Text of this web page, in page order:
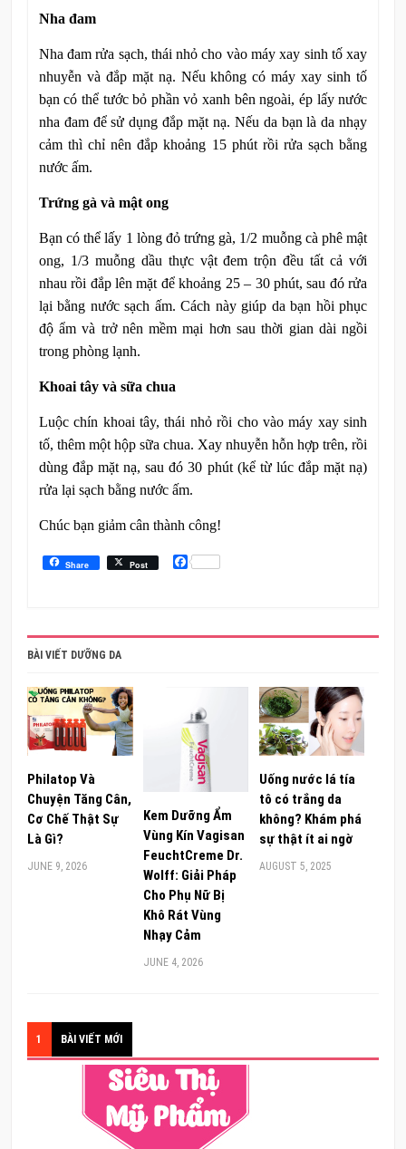
Nha đam
Nha đam rửa sạch, thái nhỏ cho vào máy xay sinh tố xay
nhuyễn và đắp mặt nạ. Nếu không có máy xay sinh tố
bạn có thể tước bỏ phần vỏ xanh bên ngoài, ép lấy nước
nha đam để sử dụng đắp mặt nạ. Nếu da bạn là da nhạy
cảm thì chỉ nên đắp khoảng 15 phút rồi rửa sạch bằng
nước ấm.
Trứng gà và mật ong
Bạn có thể lấy 1 lòng đỏ trứng gà, 1/2 muỗng cà phê mật
ong, 1/3 muỗng dầu thực vật đem trộn đều tất cả với
nhau rồi đắp lên mặt để khoảng 25 – 30 phút, sau đó rửa
lại bằng nước sạch ấm. Cách này giúp da bạn hồi phục
độ ẩm và trở nên mềm mại hơn sau thời gian dài ngồi
trong phòng lạnh.
Khoai tây và sữa chua
Luộc chín khoai tây, thái nhỏ rồi cho vào máy xay sinh
tố, thêm một hộp sữa chua. Xay nhuyễn hỗn hợp trên, rồi
dùng đắp mặt nạ, sau đó 30 phút (kể từ lúc đắp mặt nạ)
rửa lại sạch bằng nước ấm.
Chúc bạn giảm cân thành công!
Share Post Facebook
BÀI VIẾT DƯỠNG DA
Philatop Và
Chuyện Tăng Cân,
Cơ Chế Thật Sự
Là Gì?
JUNE 9, 2026
Kem Dưỡng Ẩm
Vùng Kín Vagisan
FeuchtCreme Dr.
Wolff: Giải Pháp
Cho Phụ Nữ Bị
Khô Rát Vùng
Nhạy Cảm
JUNE 4, 2026
Uống nước lá tía
tô có trắng da
không? Khám phá
sự thật ít ai ngờ
AUGUST 5, 2025
1 BÀI VIẾT MỚI